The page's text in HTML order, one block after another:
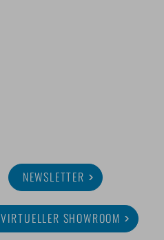
NEWSLETTER
VIRTUELLER SHOWROOM